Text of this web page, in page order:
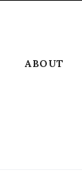
ABOUT